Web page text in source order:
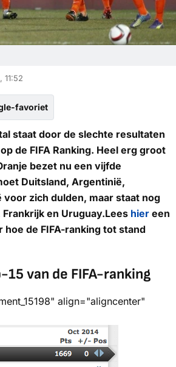
11:52
favoriet
staat door de slechte resultaten
de FIFA Ranking. Heel erg groot
bezet nu een vijfde
Duitsland, Argentinië,
voor zich dulden, maar staat nog
en Uruguay.Lees hier een
de FIFA-ranking tot stand
van de FIFA-ranking
align="aligncenter"